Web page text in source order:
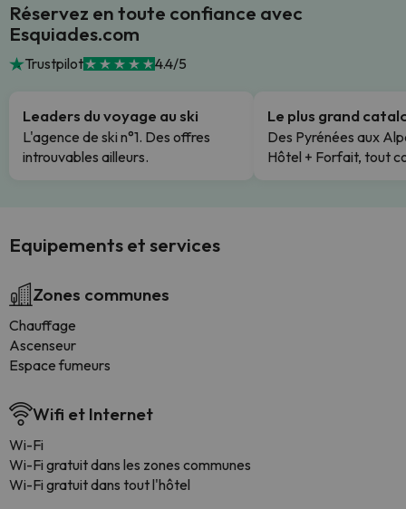
Réservez en toute confiance avec
Esquiades.com
Trustpilot 4.4/5
Leaders du voyage au ski
L'agence de ski n°1. Des offres
introuvables ailleurs.
Le plus grand
Des Pyrénées aux
Hôtel + Forfait, tout
Equipements et services
Zones communes
Chauffage
Ascenseur
Espace fumeurs
Wifi et Internet
Wi-Fi
Wi-Fi gratuit dans les zones communes
Wi-Fi gratuit dans tout l'hôtel